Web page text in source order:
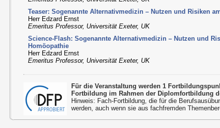
Teaser: Sogenannte Alternativmedizin – Nutzen und Risiken
Herr Edzard Ernst
Emeritus Professor, Universität Exeter, UK
Science-Flash: Sogenannte Alternativmedizin – Nutzen und
Homöopathie
Herr Edzard Ernst
Emeritus Professor, Universität Exeter, UK
Für die Veranstaltung werden 1
Fortbildung im Rahmen der Diplomfortbildung
Hinweis: Fach-Fortbildung, die für die
werden, auch wenn sie aus fachfremden